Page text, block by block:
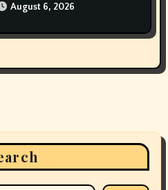
August 6, 2026